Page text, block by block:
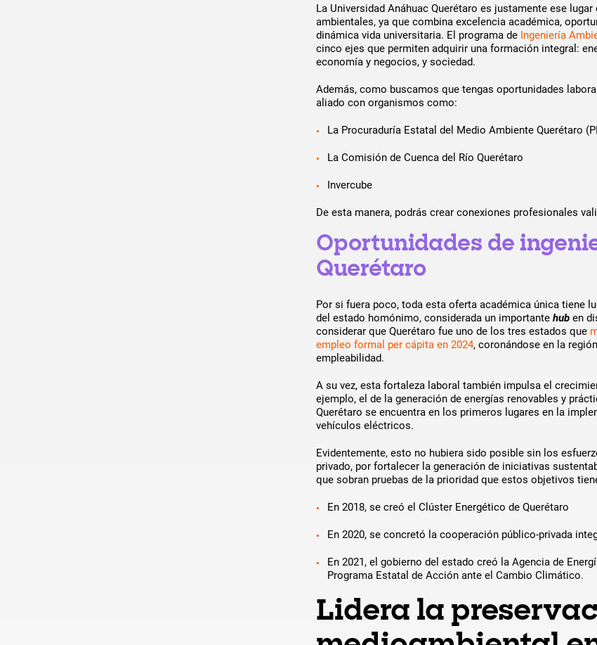
La Universidad Anáhuac Querétaro es justamente ese
ambientales, ya que combina excelencia académica,
dinámica vida universitaria. El programa de Ingeniería
cinco ejes que permiten adquirir una formación integral:
economía y negocios, y sociedad.
Además, como buscamos que tengas oportunidades
aliado con organismos como:
La Procuraduría Estatal del Medio Ambiente Querétaro
La Comisión de Cuenca del Río Querétaro
Invercube
De esta manera, podrás crear conexiones profesionales
Oportunidades de
Querétaro
Por si fuera poco, toda esta oferta académica única tiene
del estado homónimo, considerada un importante hub en
considerar que Querétaro fue uno de los tres estados que
empleo formal per cápita en 2024, coronándose en la
empleabilidad.
A su vez, esta fortaleza laboral también impulsa el
ejemplo, el de la generación de energías renovables y
Querétaro se encuentra en los primeros lugares en la
vehículos eléctricos.
Evidentemente, esto no hubiera sido posible sin los
privado, por fortalecer la generación de iniciativas
que sobran pruebas de la prioridad que estos objetivos
En 2018, se creó el Clúster Energético de Querétaro
En 2020, se concretó la cooperación público-privada
En 2021, el gobierno del estado creó la Agencia de
Programa Estatal de Acción ante el Cambio Climático.
Lidera la